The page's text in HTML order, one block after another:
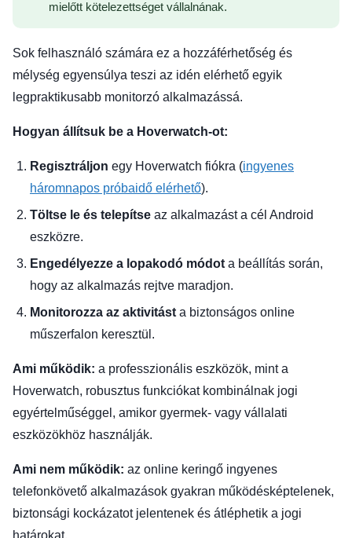
mielőtt kötelezettséget vállalnának.
Sok felhasználó számára ez a hozzáférhetőség és
mélység egyensúlya teszi az idén elérhető egyik
legpraktikusabb monitorzó alkalmazássá.
Hogyan állítsuk be a Hoverwatch-ot:
Regisztráljon egy Hoverwatch fiókra (ingyenes
háromnapos próbaidő elérhető).
Töltse le és telepítse az alkalmazást a cél Android
eszközre.
Engedélyezze a lopakodó módot a beállítás során,
hogy az alkalmazás rejtve maradjon.
Monitorozza az aktivitást a biztonságos online
műszerfalon keresztül.
Ami működik: a professzionális eszközök, mint a
Hoverwatch, robusztus funkciókat kombinálnak jogi
egyértelműséggel, amikor gyermek- vagy vállalati
eszközökhöz használják.
Ami nem működik: az online keringő ingyenes
telefonkövető alkalmazások gyakran működésképtelenek,
biztonsági kockázatot jelentenek és átléphetik a jogi